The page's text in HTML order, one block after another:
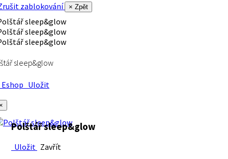
zablokování
× Zpět
sleep&glow
Uložit
Polštář sleep&glow
Uložit Zavřít